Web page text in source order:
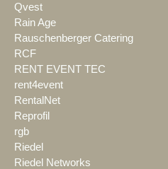
Qvest
Rain Age
Rauschenberger Catering
RCF
RENT EVENT TEC
rent4event
RentalNet
Reprofil
rgb
Riedel
Riedel Networks